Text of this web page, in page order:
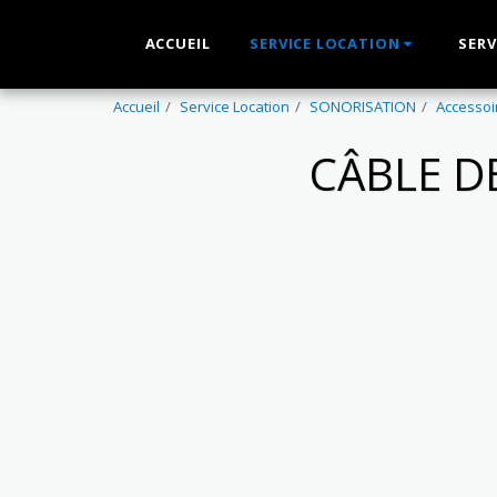
ACCUEIL SERVICE LOCATION
Accueil Service Location SONORISATION
CÂBLE